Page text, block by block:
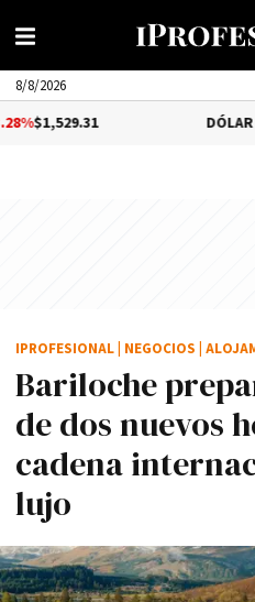
8/8/2026
-1.25%
Bariloche
de dos nuevos
cadena
lujo
IPROFESIONAL NEGOCIOS